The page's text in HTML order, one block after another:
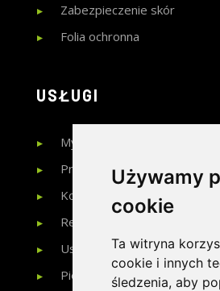
Używamy
cookie
Ta witryna
cookie i innych
śledzenia, aby
Zabezpieczenie skór
Folia ochronna
USŁUGI
Mycie
Pranie tapicerki
Kosmetyka skór
Renowacja skór
Usuwanie rys
Pielęgnacja lakieru